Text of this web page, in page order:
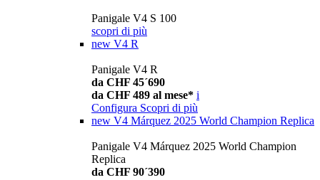
Panigale V4 S 100
scopri di più
new V4 R
Panigale V4 R
da CHF 45´690
da CHF 489 al mese* i
Configura Scopri di più
new V4 Márquez 2025 World Champion Replica
Panigale V4 Márquez 2025 World Champion
Replica
da CHF 90´390